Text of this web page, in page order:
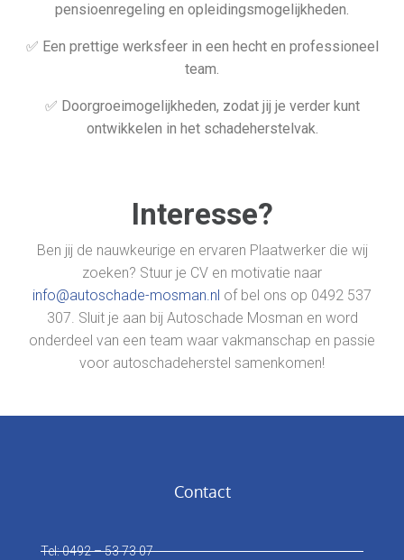
pensioenregeling en opleidingsmogelijkheden.
✅ Een prettige werksfeer in een hecht en professioneel
team.
✅ Doorgroeimogelijkheden, zodat jij je verder kunt
ontwikkelen in het schadeherstelvak.
Interesse?
Ben jij de nauwkeurige en ervaren Plaatwerker die wij
zoeken? Stuur je CV en motivatie naar
info@autoschade-mosman.nl of bel ons op 0492 537
307. Sluit je aan bij Autoschade Mosman en word
onderdeel van een team waar vakmanschap en passie
voor autoschadeherstel samenkomen!
Contact
Tel: 0492 – 53 73 07